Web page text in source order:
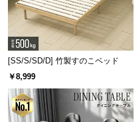
[SS/S/SD/D] 竹製すのこベッド
￥8,999